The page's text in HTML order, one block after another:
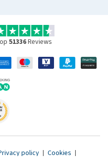
51336Reviews
policy | Cookies |